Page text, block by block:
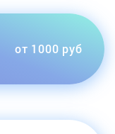
от 1000 руб